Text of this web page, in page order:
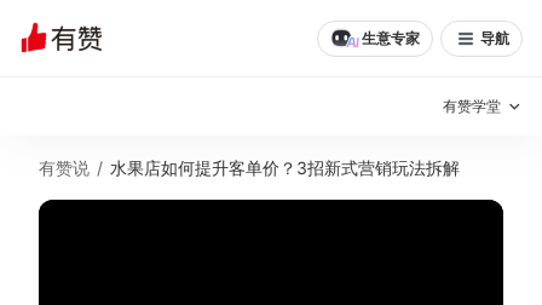
生意专家 导航
有赞学堂
有赞说 / 水果店如何提升客单价？3招新式营销玩法拆解